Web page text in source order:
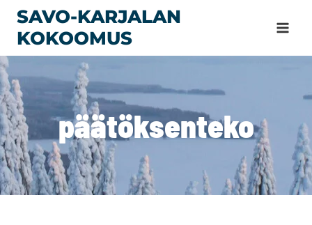
Siirry
sisältöön
SAVO-KARJALAN
KOKOOMUS
päätöksenteko